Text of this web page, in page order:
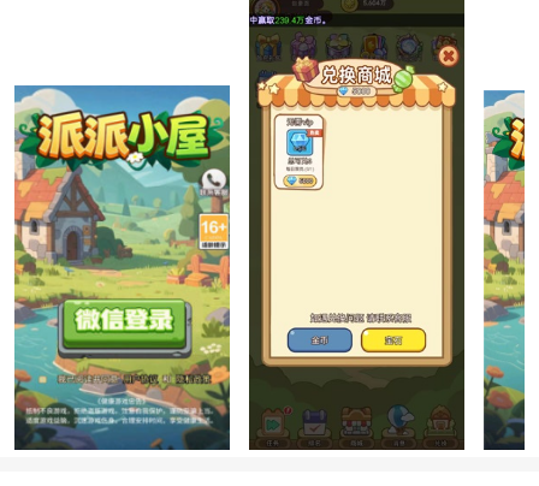
进入游戏内的“休息室”或“面包房”场景，开启自动战斗模
式，通过消耗金币来稳定获取宝石奖励。
3、红包兑换机制：
前往“兑换”中心的“宝石”专区，每日可完成多次小额提
现，例如0.5元红包，实现收益的即时转化。
4、日常任务体系：
积极参与种植、互动等日常活动，能额外获得大量金币
与资源，加速你的小屋建设与角色成长循环。